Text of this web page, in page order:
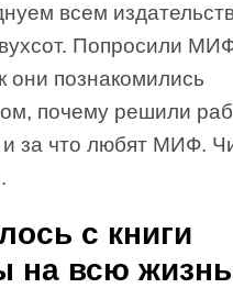
всем
Попросили
они познакомились
почему решили
за что любят МИФ.
с книги
на всю